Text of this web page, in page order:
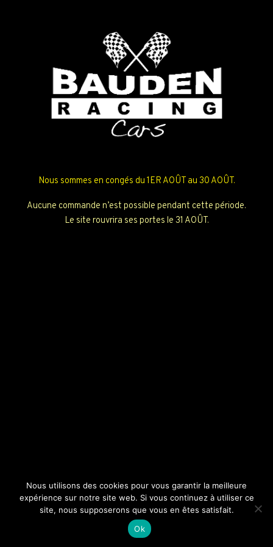
Nous sommes en congés du 1ER AOÛT au 30 AOÛT.
Aucune commande n’est possible pendant cette période.
Le site rouvrira ses portes le 31 AOÛT.
Nous utilisons des cookies pour vous garantir la meilleure
expérience sur notre site web. Si vous continuez à utiliser ce
site, nous supposerons que vous en êtes satisfait.
Ok